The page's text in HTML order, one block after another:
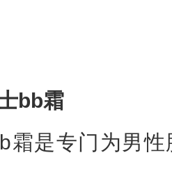
bb霜
霜是专门为男